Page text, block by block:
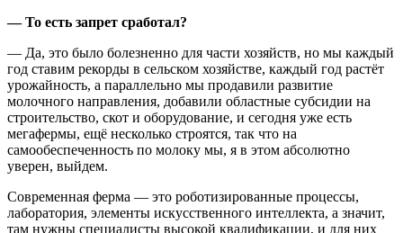
— То есть запрет сработал?
— Да, это было болезненно для части хозяйств, но мы каждый
год ставим рекорды в сельском хозяйстве, каждый год растёт
урожайность, а параллельно мы продавили развитие
молочного направления, добавили областные субсидии на
строительство, скот и оборудование, и сегодня уже есть
мегафермы, ещё несколько строятся, так что на
самообеспеченность по молоку мы, я в этом абсолютно
уверен, выйдем.
Современная ферма — это роботизированные процессы,
лаборатория, элементы искусственного интеллекта, а значит,
там нужны специалисты высокой квалификации, и для них